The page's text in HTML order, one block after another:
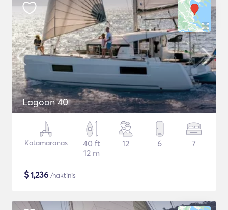
Lagoon 40
Katamaranas
40 ft
12 m
12 6 7
$1,236 /naktinis